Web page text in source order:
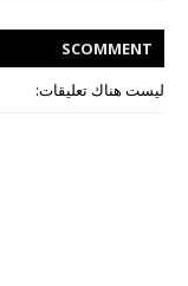
COMMENT
S
ليست هناك تعليقات: